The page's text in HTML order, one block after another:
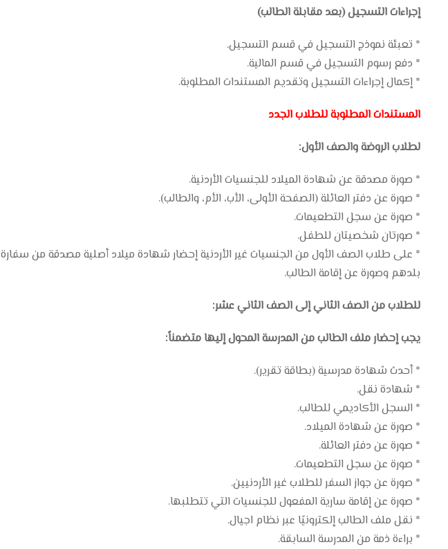
إجراءات التسجيل (بعد مقابلة الطالب)
* تعبئة نموذج التسجيل في قسم التسجيل.
* دفع رسوم التسجيل في قسم المالية.
* إكمال إجراءات التسجيل وتقديم المستندات المطلوبة.
المستندات المطلوبة للطلاب الجدد
لطلاب الروضة والصف الأول:
* صورة مصدقة عن شهادة الميلاد للجنسيات الأردنية.
* صورة عن دفتر العائلة (الصفحة الأولى، الأب، الأم، والطالب).
* صورة عن سجل التطعيمات.
* صورتان شخصيتان للطفل.
* على طلاب الصف الأول من الجنسيات غير الأردنية إحضار شهادة ميلاد أصلية مصدقة من سفارة
بلدهم وصورة عن إقامة الطالب.
للطلاب من الصف الثاني إلى الصف الثاني عشر:
يجب إحضار ملف الطالب من المدرسة المحول إليها متضمناً:
* أحدث شهادة مدرسية (بطاقة تقرير).
* شهادة نقل.
* السجل الأكاديمي للطالب.
* صورة عن شهادة الميلاد.
* صورة عن دفتر العائلة.
* صورة عن سجل التطعيمات.
* صورة عن جواز السفر للطلاب غير الأردنيين.
* صورة عن إقامة سارية المفعول للجنسيات التي تتطلبها.
* نقل ملف الطالب إلكترونيًا عبر نظام اجيال.
* براءة ذمة من المدرسة السابقة.